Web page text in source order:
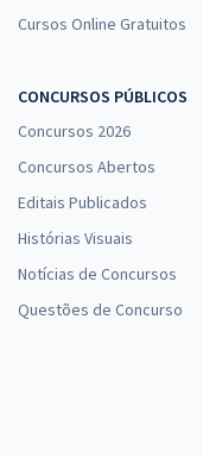
Cursos Online Gratuitos
CONCURSOS PÚBLICOS
Concursos 2026
Concursos Abertos
Editais Publicados
Histórias Visuais
Notícias de Concursos
Questões de Concurso